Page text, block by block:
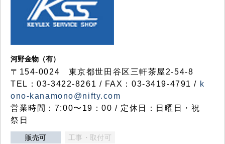
河野金物（有）
〒154-0024 東京都世田谷区三軒茶屋2-54-8
TEL：03-3422-8261 / FAX：03-3419-4791 / k
ono-kanamono@nifty.com
営業時間：7:00〜19：00 / 定休日：日曜日・祝
祭日
販売可 工事・取付可